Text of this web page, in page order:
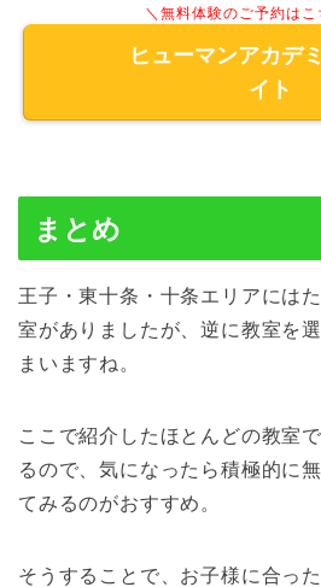
＼無料体験のご予約はこ
ヒューマンアカデ
イト
まとめ
王子・東十条・十条エリアには
室がありましたが、逆に教室を
まいますね。
ここで紹介したほとんどの教室
るので、気になったら積極的に
てみるのがおすすめ。
そうすることで、お子様に合っ